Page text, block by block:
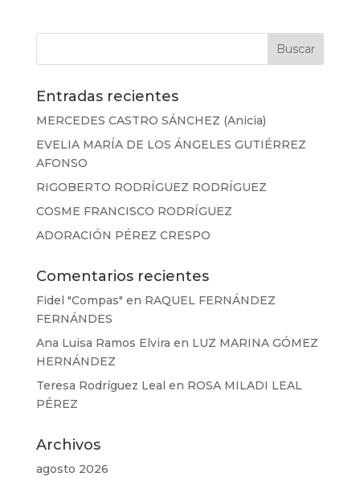
Entradas recientes
MERCEDES CASTRO SÁNCHEZ (Anicia)
EVELIA MARÍA DE LOS ÁNGELES GUTIÉRREZ
AFONSO
RIGOBERTO RODRÍGUEZ RODRÍGUEZ
COSME FRANCISCO RODRÍGUEZ
ADORACIÓN PÉREZ CRESPO
Comentarios recientes
Fidel "Compas" en RAQUEL FERNÁNDEZ
FERNÁNDES
Ana Luisa Ramos Elvira en LUZ MARINA GÓMEZ
HERNÁNDEZ
Teresa Rodríguez Leal en ROSA MILADI LEAL
PÉREZ
Archivos
agosto 2026